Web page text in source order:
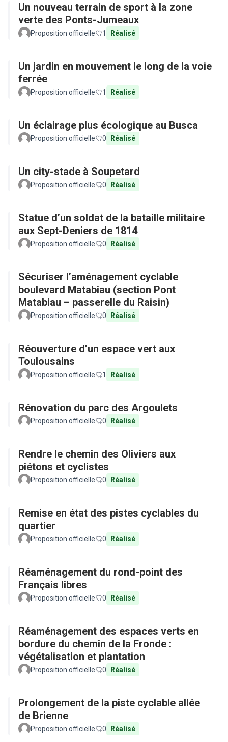
Un nouveau terrain de sport à la zone
verte des Ponts-Jumeaux
Proposition officielle 1 Réalisé
Un jardin en mouvement le long de la voie
ferrée
Proposition officielle 1 Réalisé
Un éclairage plus écologique au Busca
Proposition officielle 0 Réalisé
Un city-stade à Soupetard
Proposition officielle 0 Réalisé
Statue d’un soldat de la bataille militaire
aux Sept-Deniers de 1814
Proposition officielle 0 Réalisé
Sécuriser l’aménagement cyclable
boulevard Matabiau (section Pont
Matabiau – passerelle du Raisin)
Proposition officielle 0 Réalisé
Réouverture d’un espace vert aux
Toulousains
Proposition officielle 1 Réalisé
Rénovation du parc des Argoulets
Proposition officielle 0 Réalisé
Rendre le chemin des Oliviers aux
piétons et cyclistes
Proposition officielle 0 Réalisé
Remise en état des pistes cyclables du
quartier
Proposition officielle 0 Réalisé
Réaménagement du rond-point des
Français libres
Proposition officielle 0 Réalisé
Réaménagement des espaces verts en
bordure du chemin de la Fronde :
végétalisation et plantation
Proposition officielle 0 Réalisé
Prolongement de la piste cyclable allée
de Brienne
Proposition officielle 0 Réalisé